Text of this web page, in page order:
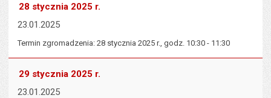
28 stycznia 2025 r.
23.01.2025
Termin zgromadzenia: 28 stycznia 2025 r., godz. 10:30 - 11:30
29 stycznia 2025 r.
23.01.2025